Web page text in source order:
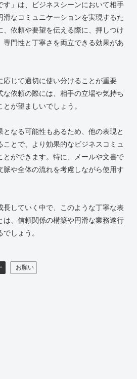
す」は、ビジネスシーンにおいて相手
なコミュニケーションを実現するた
、依頼や要望を伝える際に、押しつけ
専門性と丁寧さを両立できる効果があ
応じて適切に使い分けることが重要
な依頼の際には、相手の立場や気持ち
が望ましいでしょう。
となる可能性もあるため、他の表現と
とで、より効果的なビジネスコミュ
とができます。特に、メールや文書で
脈や全体の流れを考慮しながら使用す
長していく中で、このような丁寧な表
は、信頼関係の構築や円滑な業務遂行
しょう。
お願い